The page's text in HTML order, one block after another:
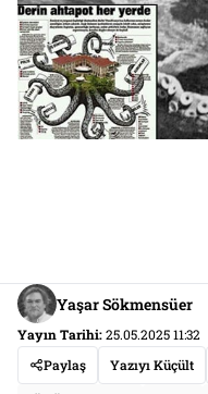
Yaşar Sökmensüer
Yayın Tarihi:25.05.2025 11:32
Paylaş
Yazıyı Küçült